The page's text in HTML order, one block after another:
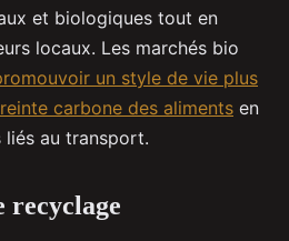
et biologiques tout en
locaux. Les marchés bio
un style de vie plus
carbone des aliments en
liés au transport.
recyclage